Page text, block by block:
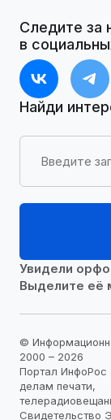
Следите за
в
Найди
Увидели
Выделите её
©
2000 – 2026
Портал ИнфоРос
делам печати,
Свидетельство